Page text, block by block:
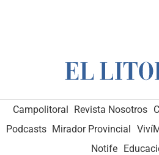
Campolitoral Revista Nosotros
Podcasts Mirador Provincial
Notife